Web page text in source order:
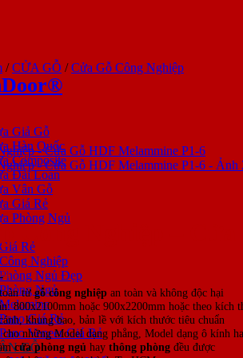
Giả Gỗ
Hàn Quốc
Composite
Đài Loan
Vân Gỗ
Giá Rẻ
Phòng Ngủ
Rẻ
Nghiệp
Ngủ Đẹp
Ngủ
Giá Rẻ
Veneer Giá Rẻ
GỖ
/ CỬA GỖ / Cửa Gỗ Công Nghiệp
Công Nghiệp –
₫Giá
hiện
tại
là:
2.200.000₫.
từgỗ công nghiệp an toàn và không độc hại
800x2100mm hoặc 900x2200mm hoặc theo kích
khung bao, bản lề với kích thước tiêu chuẩn
những Model dạng phẳng, Model dạng ô kính
cửa phòng ngủ hay thông phòng đều được